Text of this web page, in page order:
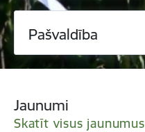
Pašvaldība
Jaunumi
Skatīt visus jaunumus